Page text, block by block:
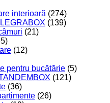
interioară (274)
(139)
(21)
(12)
pentru bucătărie (5)
(121)
(36)
(26)